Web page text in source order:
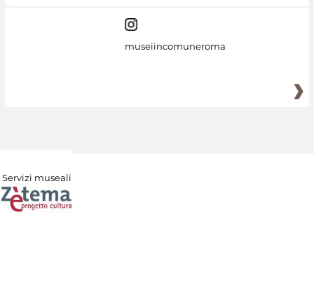
museiincomuneroma
Servizi museali